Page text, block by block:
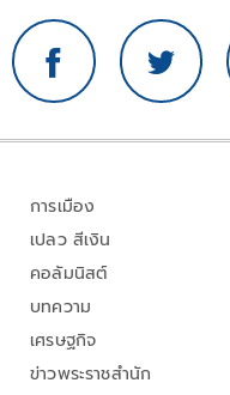
การเมือง
เปลว สีเงิน
คอลัมนิสต์
บทความ
เศรษฐกิจ
ข่าวพระราชสำนัก